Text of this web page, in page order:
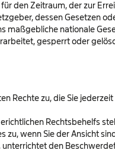
den Zeitraum, der zur
dessen Gesetzen
maßgebliche nationale
gesperrt oder
Rechte zu, die Sie
Rechtsbehelfs
wenn Sie der Ansicht
den